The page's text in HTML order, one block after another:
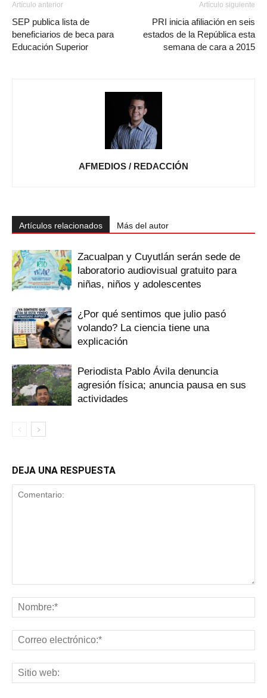
Artículo anterior
SEP publica lista de
beneficiarios de beca para
Educación Superior
Artículo siguiente
PRI inicia afiliación en seis
estados de la República esta
semana de cara a 2015
AFMEDIOS / REDACCIÓN
Artículos relacionados Más del autor
Zacualpan y Cuyutlán serán sede de
laboratorio audiovisual gratuito para
niñas, niños y adolescentes
¿Por qué sentimos que julio pasó
volando? La ciencia tiene una
explicación
Periodista Pablo Ávila denuncia
agresión física; anuncia pausa en sus
actividades
DEJA UNA RESPUESTA